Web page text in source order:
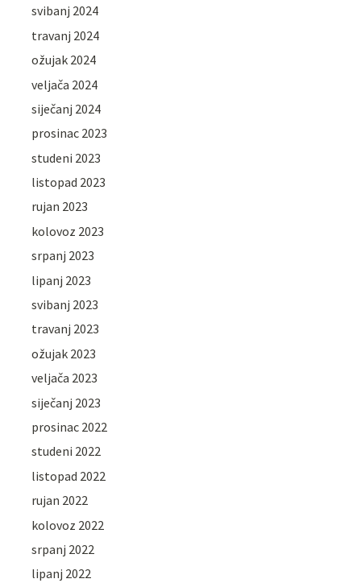
svibanj 2024
travanj 2024
ožujak 2024
veljača 2024
siječanj 2024
prosinac 2023
studeni 2023
listopad 2023
rujan 2023
kolovoz 2023
srpanj 2023
lipanj 2023
svibanj 2023
travanj 2023
ožujak 2023
veljača 2023
siječanj 2023
prosinac 2022
studeni 2022
listopad 2022
rujan 2022
kolovoz 2022
srpanj 2022
lipanj 2022